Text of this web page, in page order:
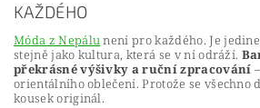
KAŽDÉHO
Móda z Nepálunení pro každého. Je
stejně jako kultura, která se v ní odráží.
překrásné výšivky a ruční zpracování
orientálního oblečení. Protože se všechno
kousek originál.